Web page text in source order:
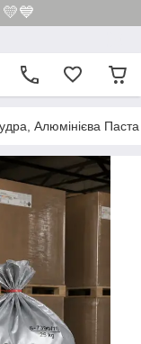
Алюмінієва